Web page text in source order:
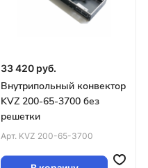
33 420 руб.
Внутрипольный конвектор
KVZ 200-65-3700 без
решетки
Арт. KVZ 200-65-3700